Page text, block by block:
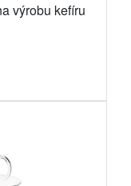
výrobu kefíru